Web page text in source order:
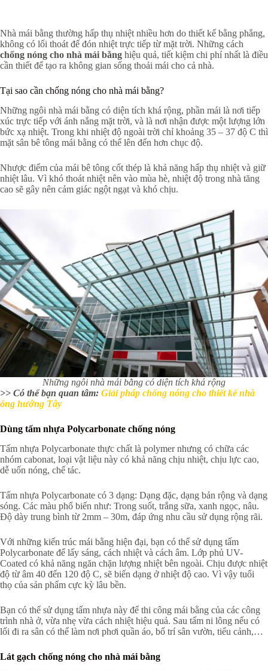
Nhà mái bằng thường hấp thụ nhiệt nhiều hơn do thiết kế bằng phẳng,
không có lối thoát để đón nhiệt trực tiếp từ mặt trời. Những cách
chống nóng cho nhà mái bằng hiệu quả, tiết kiệm chi phí nhất là điều
cần thiết để tạo ra không gian sống thoải mái cho cả nhà.
Tại sao cần chống nóng cho nhà mái bằng?
Những ngôi nhà mái bằng có diện tích khá rộng, phần mái là nơi tiếp
xúc trực tiếp với ánh nắng mặt trời, và là nơi nhận được một lượng lớn
bức xạ nhiệt. Trong khi nhiệt độ ngoài trời chỉ khoảng 35 – 37 độ C thì
mặt sân bê tông mái bằng có thể lên đến hơn chục độ.
Nhược điểm của mái bê tông cốt thép là khả năng hấp thụ nhiệt và giữ
nhiệt lâu. Vì khó thoát nhiệt nên vào mùa hè, nhiệt độ trong nhà tăng
cao sẽ gây nên cảm giác ngột ngạt và khó chịu.
Những ngôi nhà mái bằng có diện tích khá rộng
>> Có thể bạn quan tâm: Giải pháp chống nóng cho thiết kế nhà
ống hướng Tây
Dùng tấm nhựa Polycarbonate chống nóng
Tấm nhựa Polycarbonate thực chất là polymer nhưng có chữa các
nhóm cabonat, loại vật liệu này có khả năng chịu nhiệt, chịu lực cao,
dễ uốn nóng, chế tác.
Tấm nhựa Polycarbonate có 3 dạng: Dạng đặc, dạng bản rộng và dạng
sóng. Các màu phổ biến như: Trong suốt, trắng sữa, xanh ngọc, nâu.
Độ dày trung bình từ 2mm – 30m, đáp ứng nhu cầu sử dụng rộng rãi.
Với những kiến trúc mái bằng hiện đại, bạn có thể sử dụng tấm
Polycarbonate để lấy sáng, cách nhiệt và cách âm. Lớp phủ UV-
Coated có khả năng ngăn chặn lượng nhiệt bên ngoài. Chịu được nhiệt
độ từ âm 40 đến 120 độ C, sẽ biến dạng ở nhiệt độ cao. Vì vậy tuổi
thọ của sản phẩm cực kỳ lâu bền.
Bạn có thể sử dụng tấm nhựa này để thi công mái bằng của các công
trình nhà ở, vừa nhẹ vừa cách nhiệt hiệu quả. Sau tấm ni lông nếu có
lối đi ra sân có thể làm nơi phơi quần áo, bố trí sân vườn, tiểu cảnh,…
Lát gạch chống nóng cho nhà mái bằng